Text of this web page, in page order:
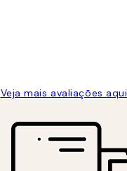
Veja mais avaliações aqui